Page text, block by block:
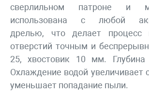
сверлильном патроне и
использована с любой
дрелью, что делает процесс
отверстий точным и
25, хвостовик 10 мм.
Охлаждение водой увеличивает
уменьшает попадание пыли.